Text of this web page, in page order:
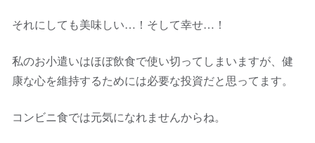
それにしても美味しい…！そして幸せ…！
私のお小遣いはほぼ飲食で使い切ってしまいますが、健
康な心を維持するためには必要な投資だと思ってます。
コンビニ食では元気になれませんからね。